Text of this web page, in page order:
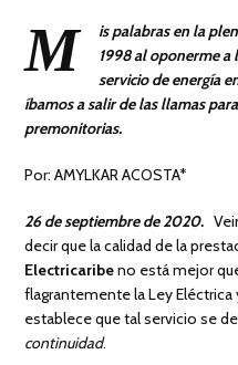
M
is palabras en la
1998 al oponerme
servicio de energía
íbamos a salir de las llamas
premonitorias.
Por: AMYLKAR ACOSTA*
26 de septiembre de 2020.
decir que la calidad de la
Electricaribeno está mejor
flagrantemente la Ley
establece que tal servicio se
continuidad.